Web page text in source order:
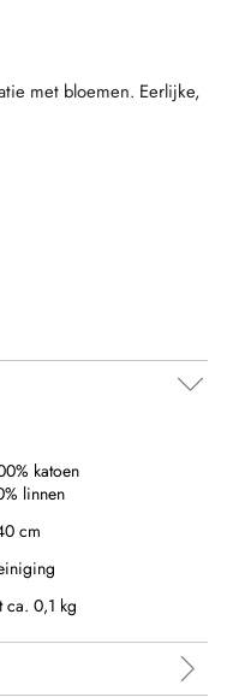
met bloemen. Eerlijke,
katoen
linnen
cm
ca. 0,1 kg